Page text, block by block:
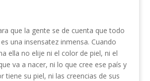
que la gente se de cuenta que todo
una insensatez inmensa. Cuando
ella no elije ni el color de piel, ni el
va a nacer, ni lo que cree ese país y
tiene su piel, ni las creencias de sus